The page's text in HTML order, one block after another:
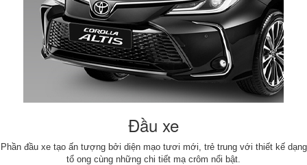
Đầu xe
Phần đầu xe tạo ấn tượng bởi diện mạo tươi mới, trẻ trung với thiết kế dạng
tổ ong cùng những chi tiết mạ crôm nổi bật.